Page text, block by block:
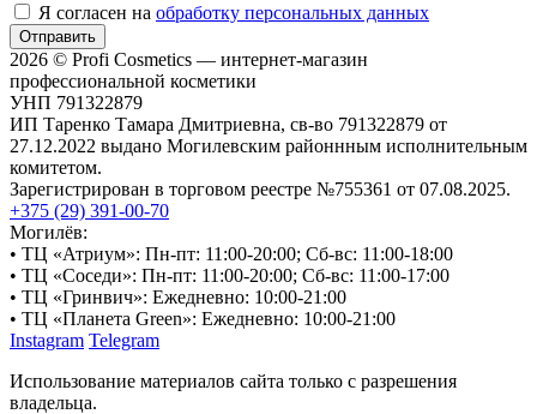
Я согласен на обработку персональных данных
Отправить
2026 © Profi Cosmetics — интернет-магазин
профессиональной косметики
УНП 791322879
ИП Таренко Тамара Дмитриевна, св-во 791322879 от
27.12.2022 выдано Могилевским районнным исполнительным
комитетом.
Зарегистрирован в торговом реестре №755361 от 07.08.2025.
+375 (29) 391-00-70
Могилёв:
• ТЦ «Атриум»: Пн-пт: 11:00-20:00; Сб-вс: 11:00-18:00
• ТЦ «Соседи»: Пн-пт: 11:00-20:00; Сб-вс: 11:00-17:00
• ТЦ «Гринвич»: Ежедневно: 10:00-21:00
• ТЦ «Планета Green»: Ежедневно: 10:00-21:00
Instagram Telegram
Использование материалов сайта только с разрешения
владельца.